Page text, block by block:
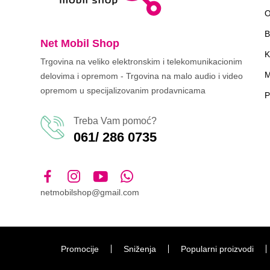
Net Mobil Shop
Trgovina na veliko elektronskim i telekomunikacionim
delovima i opremom - Trgovina na malo audio i video
opremom u specijalizovanim prodavnicama
Treba Vam pomoć?
061/ 286 0735
netmobilshop@gmail.com
Promocije Sniženja Popularni proizvodi